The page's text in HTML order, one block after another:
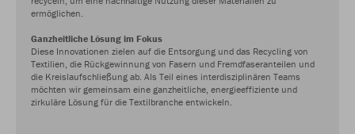
ermöglichen.
Ganzheitliche Lösung im Fokus
Diese Innovationen zielen auf die Entsorgung und das Recycling von
Textilien, die Rückgewinnung von Fasern und Fremdfaseranteilen und
die Kreislaufschließung ab. Als Teil eines interdisziplinären Teams
möchten wir gemeinsam eine ganzheitliche, energieeffiziente und
zirkuläre Lösung für die Textilbranche entwickeln.